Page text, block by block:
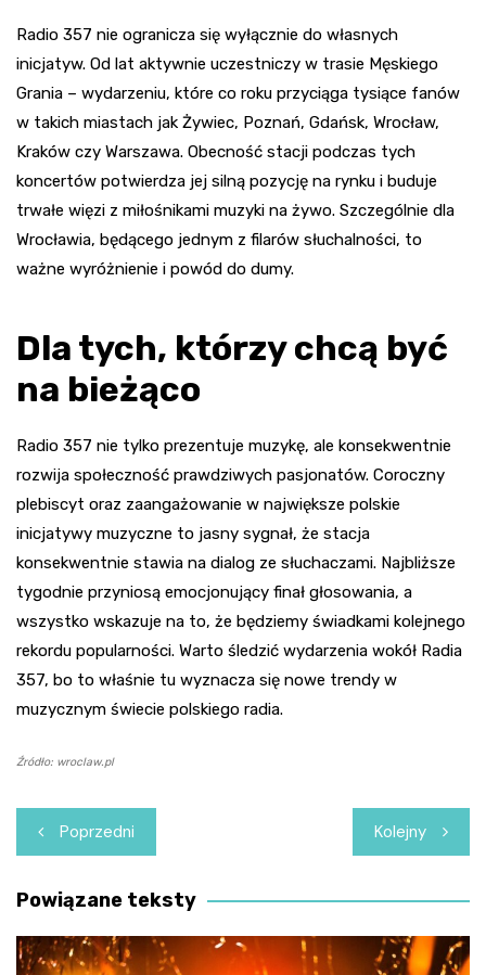
Radio 357 nie ogranicza się wyłącznie do własnych
inicjatyw. Od lat aktywnie uczestniczy w trasie Męskiego
Grania – wydarzeniu, które co roku przyciąga tysiące fanów
w takich miastach jak Żywiec, Poznań, Gdańsk, Wrocław,
Kraków czy Warszawa. Obecność stacji podczas tych
koncertów potwierdza jej silną pozycję na rynku i buduje
trwałe więzi z miłośnikami muzyki na żywo. Szczególnie dla
Wrocławia, będącego jednym z filarów słuchalności, to
ważne wyróżnienie i powód do dumy.
Dla tych, którzy chcą być
na bieżąco
Radio 357 nie tylko prezentuje muzykę, ale konsekwentnie
rozwija społeczność prawdziwych pasjonatów. Coroczny
plebiscyt oraz zaangażowanie w największe polskie
inicjatywy muzyczne to jasny sygnał, że stacja
konsekwentnie stawia na dialog ze słuchaczami. Najbliższe
tygodnie przyniosą emocjonujący finał głosowania, a
wszystko wskazuje na to, że będziemy świadkami kolejnego
rekordu popularności. Warto śledzić wydarzenia wokół Radia
357, bo to właśnie tu wyznacza się nowe trendy w
muzycznym świecie polskiego radia.
Źródło: wroclaw.pl
Nawigacja
wpisu
Poprzedni Kolejny
Powiązane teksty